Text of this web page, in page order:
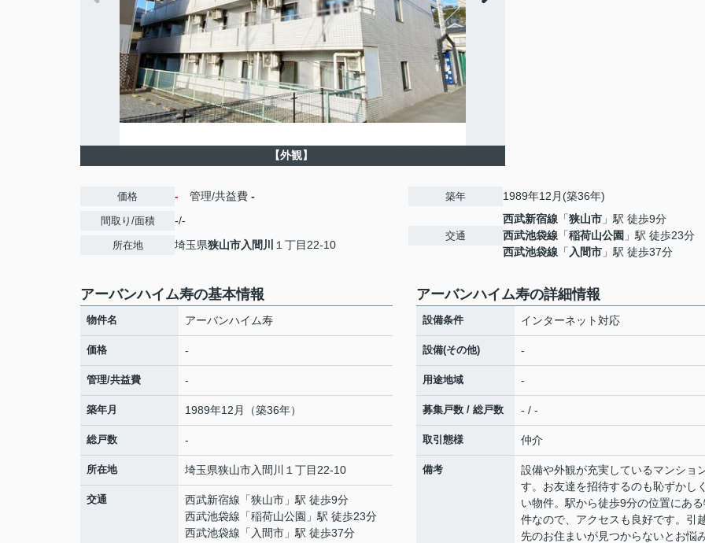
【外観】
価格 - 管理/共益費 -
間取り/面積 -/-
所在地 埼玉県狭山市入間川 １丁目22-10
築年 1989年12月(築36年)
交通
西武新宿線 「狭山市 」駅 徒歩9分
西武池袋線 「稲荷山公園 」駅 徒歩23分
西武池袋線 「 入間市 」駅 徒歩37分
アーバンハイム寿の基本情報
物件名 アーバンハイム寿
価格 -
管理/共益費 -
築年月 1989年12月（築36年）
総戸数 -
所在地 埼玉県狭山市入間川 １丁目22-10
交通 西武新宿線 「狭山市 」駅 徒歩9分
西武池袋線 「稲荷山公園 」駅 徒歩23分
西武池袋線 「 入間市 」駅 徒歩37分
アーバンハイム寿の詳細情報
設備条件 インターネット対応
設備(その他) -
用途地域 -
募集戸数 / 総戸数 - / -
取引態様 仲介
備考
設備や外観が充実しているマンショ
す。お友達を招待するのも恥ずかし
い物件。駅から徒歩9分の位置にある
件なので、アクセスも良好です。引
先のお住まいが見つからないとお悩